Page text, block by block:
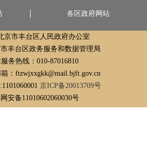
各区政府网站
京市丰台区人民政府办公室
丰台区政务服务和数据管理局
务热线：010-87016810
：ftzwjxxgkk@mail.bjft.gov.cn
京ICP备20013709号
安备11010602060030号